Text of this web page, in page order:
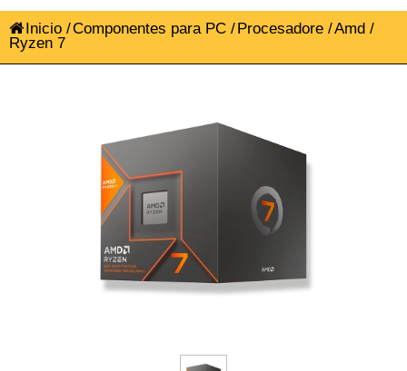
Inicio /Componentes para PC /Procesadore /Amd /
Ryzen 7